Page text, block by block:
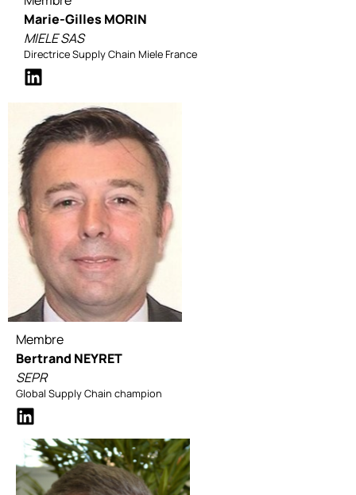
Marie-Gilles MORIN
MIELE SAS
Directrice Supply Chain Miele France
Membre
Bertrand NEYRET
SEPR
Global Supply Chain champion